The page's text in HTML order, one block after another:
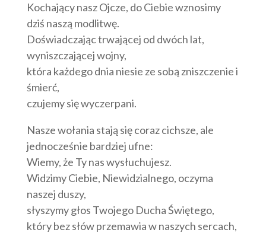
Kochający nasz Ojcze, do Ciebie wznosimy
dziś naszą modlitwę.
Doświadczając trwającej od dwóch lat,
wyniszczającej wojny,
która każdego dnia niesie ze sobą zniszczenie i
śmierć,
czujemy się wyczerpani.
Nasze wołania stają się coraz cichsze, ale
jednocześnie bardziej ufne:
Wiemy, że Ty nas wysłuchujesz.
Widzimy Ciebie, Niewidzialnego, oczyma
naszej duszy,
słyszymy głos Twojego Ducha Świętego,
który bez słów przemawia w naszych sercach,